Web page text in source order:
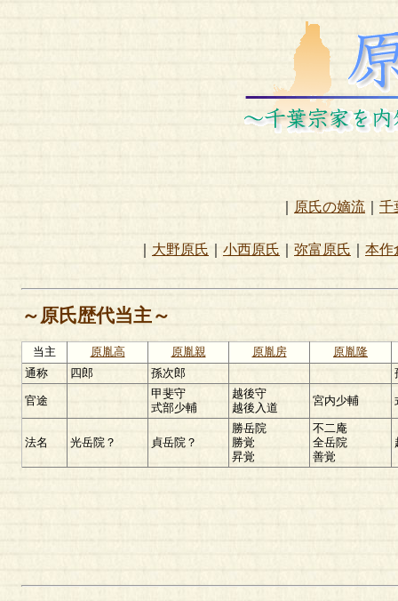
原氏の嫡流 千
大野原氏 小西原氏 弥富原氏 本作
～原氏歴代当主～
当主 原胤高 原胤親 原胤房
原胤隆
通称
四郎 孫次郎
官途
甲斐守
式部少輔
越後守
越後入道
宮内少輔
法名 光岳院？ 貞岳院？
勝岳院
勝覚
昇覚
不二庵
全岳院
善覚